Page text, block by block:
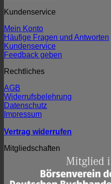
Kundenservice
Mein Konto
Häufige Fragen und Antworten
Kundenservice
Feedback geben
Rechtliches
AGB
Widerrufsbelehrung
Datenschutz
Impressum
Vertrag widerrufen
Mitgliedschaften